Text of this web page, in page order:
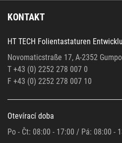
KONTAKT
HT TECH Folientastaturen
Novomaticstraße 17, A-2352
T +43 (0) 2252 278 007 0
F +43 (0) 2252 278 007 10
Otevírací doba
Po - Čt: 08:00 - 17:00 / Pá: 08:00 -